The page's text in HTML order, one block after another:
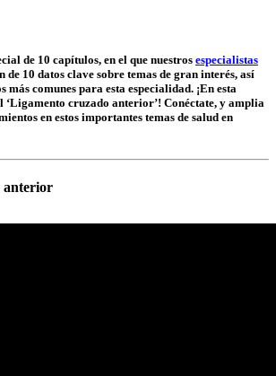
de 10 capítulos, en el que nuestros especialistas
de 10 datos clave sobre temas de gran interés, así
más comunes para esta especialidad. ¡En esta
‘Ligamento cruzado anterior’! Conéctate, y amplia
en estos importantes temas de salud en
anterior